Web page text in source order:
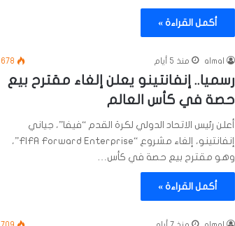
أكمل القراءة »
almal منذ 5 أيام 678
رسميا.. إنفانتينو يعلن إلغاء مقترح بيع
حصة في كأس العالم
أعلن رئيس الاتحاد الدولي لكرة القدم “فيفا”، جياني
إنفانتينو، إلغاء مشروع “FIFA Forward Enterprise”،
وهو مقترح بيع ​حصة في كأس…
أكمل القراءة »